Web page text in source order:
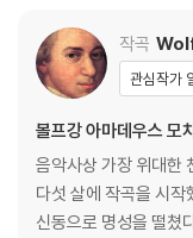
- 6월 25일 일요일 5pm
* 일정은 사정에 따라 변
작곡
관심작가
볼프강 아마데우스 모
음악사상 가장 위대한
다섯 살에 작곡을 시
신동으로 명성을 떨쳤